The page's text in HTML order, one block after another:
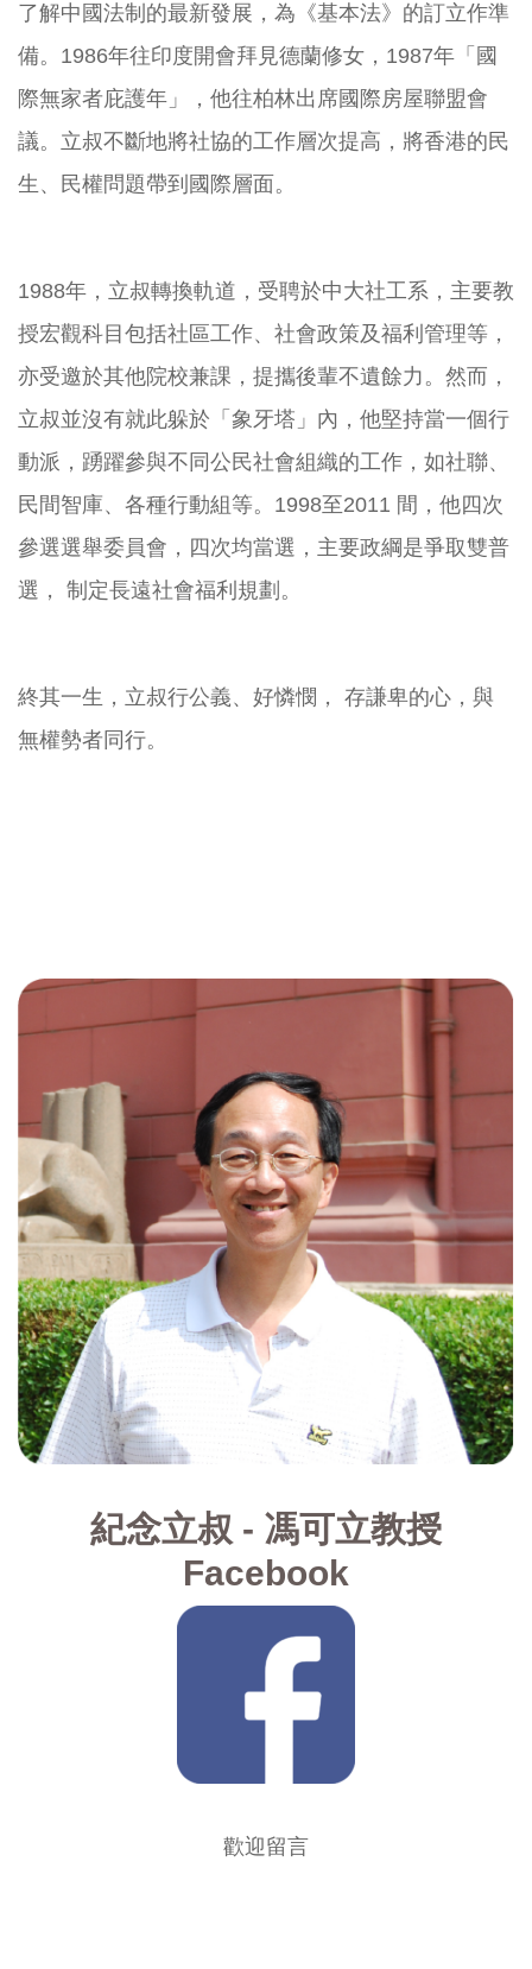
了解中國法制的最新發展，為《基本法》的訂立作準
備。1986年往印度開會拜見德蘭修女，1987年「國
際無家者庇護年」，他往柏林出席國際房屋聯盟會
議。立叔不斷地將社協的工作層次提高，將香港的民
生、民權問題帶到國際層面。
1988年，立叔轉換軌道，受聘於中大社工系，主要教
授宏觀科目包括社區工作、社會政策及福利管理等，
亦受邀於其他院校兼課，提攜後輩不遺餘力。然而，
立叔並沒有就此躲於「象牙塔」內，他堅持當一個行
動派，踴躍參與不同公民社會組織的工作，如社聯、
民間智庫、各種行動組等。1998至2011 間，他四次
參選選舉委員會，四次均當選，主要政綱是爭取雙普
選， 制定長遠社會福利規劃。
終其一生，立叔行公義、好憐憫， 存謙卑的心，與
無權勢者同行。
紀念立叔 - 馮可立教授
Facebook
歡迎留言